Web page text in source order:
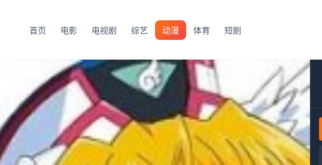
首页 电影 电视剧 综艺 动漫 体育 短剧